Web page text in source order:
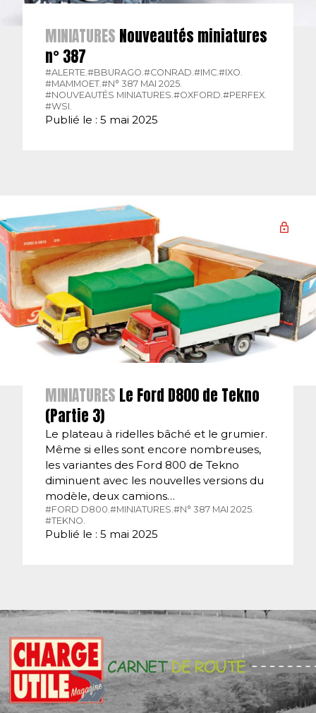
MINIATURES Nouveautés miniatures
n° 387
#ALERTE.#BBURAGO.#CONRAD.#IMC.#IXO.
#MAMMOET.#N° 387 MAI 2025.
#NOUVEAUTÉS MINIATURES.#OXFORD.#PERFEX.
#WSI.
Publié le : 5 mai 2025
MINIATURES Le Ford D800 de Tekno
(Partie 3)
Le plateau à ridelles bâché et le grumier.
Même si elles sont encore nombreuses,
les variantes des Ford 800 de Tekno
diminuent avec les nouvelles versions du
modèle, deux camions…
#FORD D800.#MINIATURES.#N° 387 MAI 2025.
#TEKNO.
Publié le : 5 mai 2025